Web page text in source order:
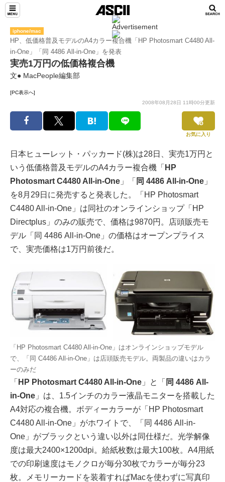
iphone/mac
HP、低価格普及モデルのA4カラー複合機「HP Photosmart C4480 All-
in-One」「同 4486 All-in-One」を発表
実売1万円の低価格複合機
文● MacPeople編集部
[PC表示へ]
2008年08月28日 11時00分更新
お気に入り
日本ヒューレット・パッカード(株)は28日、実売1万円と
いう低価格普及モデルのA4カラー複合機「 HP
Photosmart C4480 All-in-One 」「 同 4486 All-in-One 」
を8月29日に発売すると発表した。「HP Photosmart
C4480 All-in-One」は同社のオンラインショップ「HP
Directplus」のみの販売で、価格は9870円。店頭販売モ
デル「同 4486 All-in-One」の価格はオープンプライス
で、実売価格は1万円前後だ。
「HP Photosmart C4480 All-in-One」はオンラインショップモデル
で、「同 C4486 All-in-One」は店頭販売モデル。両製品の違いはカラ
ーのみだ
「 HP Photosmart C4480 All-in-One 」と「 同 4486 All-
in-One 」は、1.5インチのカラー液晶モニターを搭載した
A4対応の複合機。ボディーカラーが「HP Photosmart
C4480 All-in-One」がホワイトで、「同 4486 All-in-
One」がブラックという違い以外は同仕様だ。光学解像
度は最大2400×1200dpi。給紙枚数は最大100枚。A4用紙
での印刷速度はモノクロが毎分30枚でカラーが毎分23
枚。メモリーカードを装着すればMacを使わずに写真印